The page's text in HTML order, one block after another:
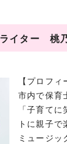
ライター 桃
【プロフィ
市内で保育
「子育て
トに親子で
ミュージッ